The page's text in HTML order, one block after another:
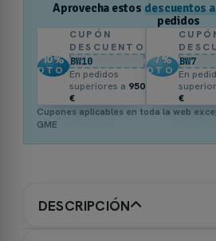
Aprovecha estos descuentos
pedidos
10%
DTO.
CUPÓN
DESCUENTO
BW10
En pedidos
superiores a 950
€
7%
DTO.
BW7
En
€
Cupones aplicables en toda la web
GME
DESCRIPCIÓN